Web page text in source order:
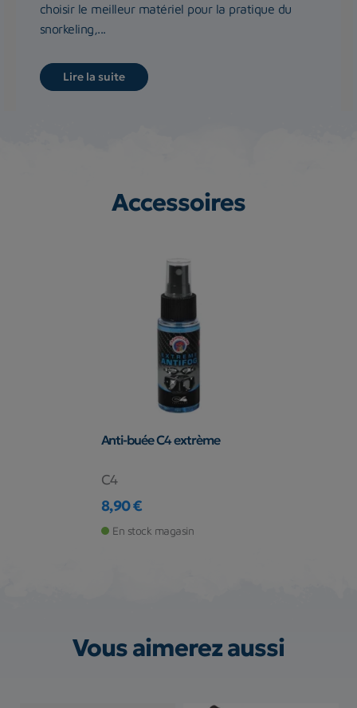
choisir le meilleur matériel pour la pratique du
snorkeling,...
Lire la suite
Accessoires
Anti-buée C4 extrème
C4
Prix
8,90 €
En stock magasin
Vous aimerez aussi